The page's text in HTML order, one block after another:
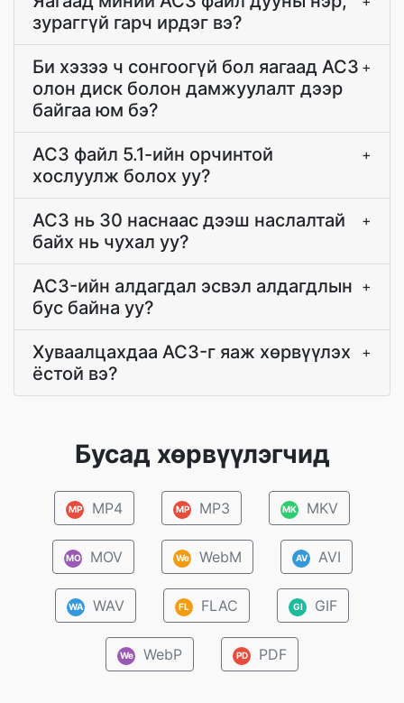
зураггүй гарч ирдэг вэ?
Би хэзээ ч сонгоогүй бол яагаад AC3
олон диск болон дамжуулалт дээр
байгаа юм бэ?
+
AC3 файл 5.1-ийн орчинтой
хослуулж болох уу?
+
AC3 нь 30 наснаас дээш наслалтай
байх нь чухал уу?
+
AC3-ийн алдагдал эсвэл алдагдлын
бус байна уу?
+
Хуваалцахдаа AC3-г яаж хөрвүүлэх
ёстой вэ?
+
Бусад хөрвүүлэгчид
MP MP4 MP MP3 MK MKV
MO MOV We WebM AV AVI
WA WAV FL FLAC GI GIF
We WebP PD PDF